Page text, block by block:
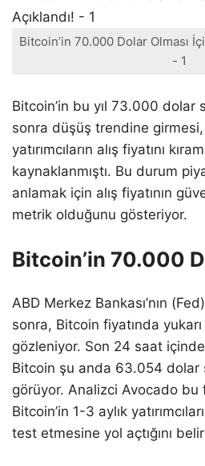
Bitcoin’in 70.000 Dolar Olması
- 1
Bitcoin’in bu yıl 73.000 dolar
sonra düşüş trendine girmesi,
yatırımcıların alış fiyatını
kaynaklanmıştı. Bu durum
anlamak için alış fiyatının
metrik olduğunu gösteriyor.
Bitcoin’in 70.000
ABD Merkez Bankası’nın
sonra, Bitcoin fiyatında
gözleniyor. Son 24 saat
Bitcoin şu anda 63.054 dolar
görüyor. Analizci Avocado bu
Bitcoin’in 1-3 aylık
test etmesine yol açtığını